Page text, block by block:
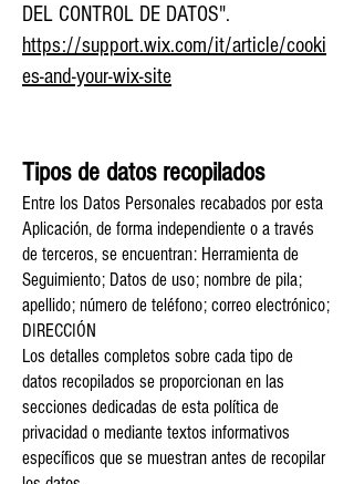
DEL CONTROL DE DATOS".
https://support.wix.com/it/article/cooki
es-and-your-wix-site
Tipos de datos recopilados
Entre los Datos Personales recabados por esta
Aplicación, de forma independiente o a través
de terceros, se encuentran: Herramienta de
Seguimiento; Datos de uso; nombre de pila;
apellido; número de teléfono; correo electrónico;
DIRECCIÓN
Los detalles completos sobre cada tipo de
datos recopilados se proporcionan en las
secciones dedicadas de esta política de
privacidad o mediante textos informativos
específicos que se muestran antes de recopilar